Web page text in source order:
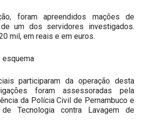
foram apreendidos mações de
um dos servidores investigados.
mil, em reais e em euros.
esquema
participaram da operação desta
foram assessoradas pela
da Polícia Civil de Pernambuco e
Tecnologia contra Lavagem de